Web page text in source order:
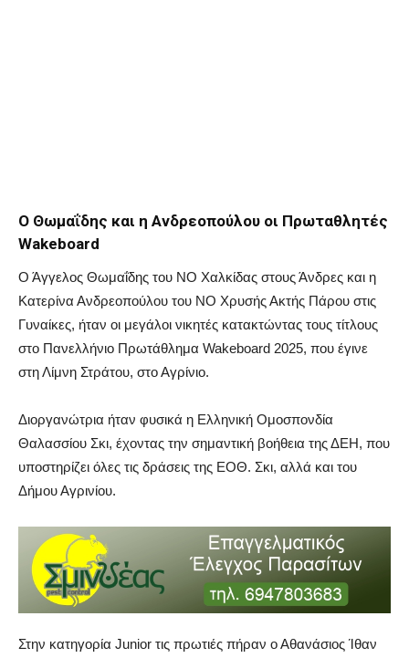
Ο Θωμαΐδης και η Ανδρεοπούλου οι Πρωταθλητές
Wakeboard
Ο Άγγελος Θωμαΐδης του ΝΟ Χαλκίδας στους Άνδρες και η
Κατερίνα Ανδρεοπούλου του ΝΟ Χρυσής Ακτής Πάρου στις
Γυναίκες, ήταν οι μεγάλοι νικητές κατακτώντας τους τίτλους
στο Πανελλήνιο Πρωτάθλημα Wakeboard 2025, που έγινε
στη Λίμνη Στράτου, στο Αγρίνιο.
Διοργανώτρια ήταν φυσικά η Ελληνική Ομοσπονδία
Θαλασσίου Σκι, έχοντας την σημαντική βοήθεια της ΔΕΗ, που
υποστηρίζει όλες τις δράσεις της ΕΟΘ. Σκι, αλλά και του
Δήμου Αγρινίου.
Στην κατηγορία Junior τις πρωτιές πήραν ο Αθανάσιος Ίθαν